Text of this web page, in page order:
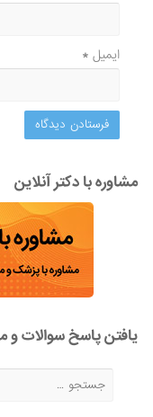
ایمیل*
مشاوره با دکتر آنلاین
یافتن پاسخ سوالات و